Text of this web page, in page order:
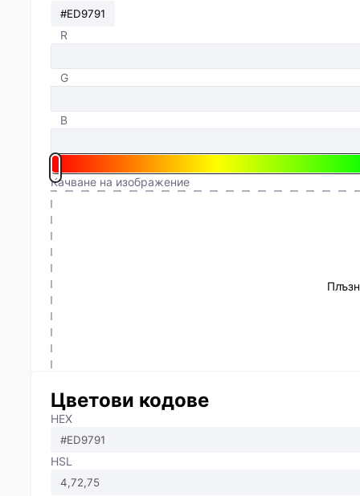
R
G
B
Качване на изображение
Цветови кодове
HEX
HSL